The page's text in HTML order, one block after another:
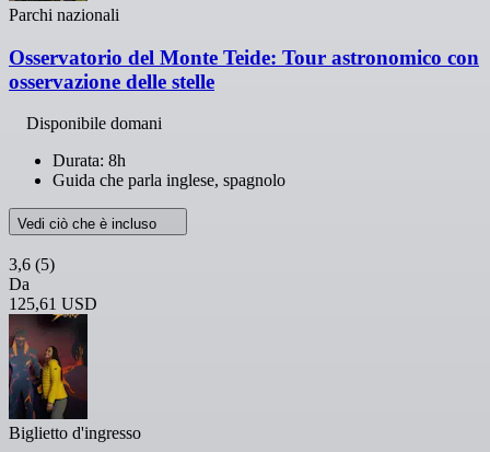
Parchi nazionali
Osservatorio del Monte Teide: Tour astronomico con
osservazione delle stelle
Disponibile domani
Durata: 8h
Guida che parla inglese, spagnolo
Vedi ciò che è incluso
3,6 (5)
Da
125,61 USD
Biglietto d'ingresso